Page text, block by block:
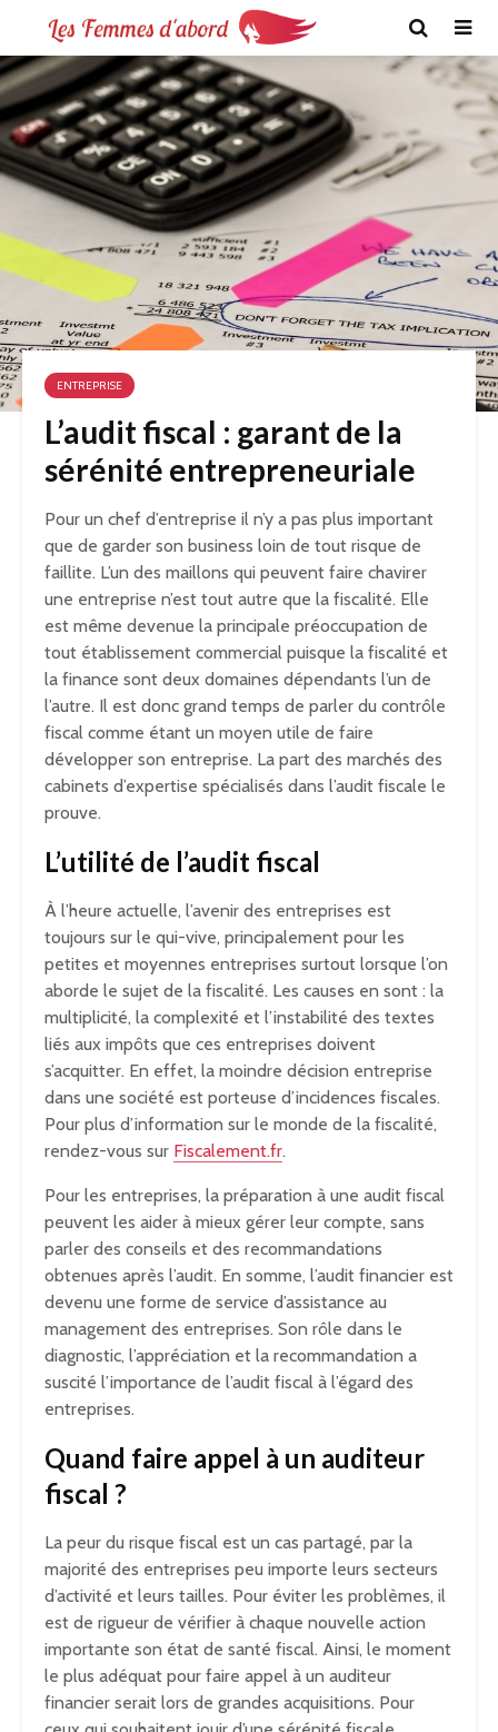
ENTREPRISE
L’audit fiscal : garant de la
sérénité entrepreneuriale
Pour un chef d’entreprise il n’y a pas plus important
que de garder son business loin de tout risque de
faillite. L’un des maillons qui peuvent faire chavirer
une entreprise n’est tout autre que la fiscalité. Elle
est même devenue la principale préoccupation de
tout établissement commercial puisque la fiscalité et
la finance sont deux domaines dépendants l’un de
l’autre. Il est donc grand temps de parler du contrôle
fiscal comme étant un moyen utile de faire
développer son entreprise. La part des marchés des
cabinets d’expertise spécialisés dans l’audit fiscale le
prouve.
L’utilité de l’audit fiscal
À l’heure actuelle, l’avenir des entreprises est
toujours sur le qui-vive, principalement pour les
petites et moyennes entreprises surtout lorsque l’on
aborde le sujet de la fiscalité. Les causes en sont : la
multiplicité, la complexité et l’instabilité des textes
liés aux impôts que ces entreprises doivent
s’acquitter. En effet, la moindre décision entreprise
dans une société est porteuse d’incidences fiscales.
Pour plus d’information sur le monde de la fiscalité,
rendez-vous sur Fiscalement.fr.
Pour les entreprises, la préparation à une audit fiscal
peuvent les aider à mieux gérer leur compte, sans
parler des conseils et des recommandations
obtenues après l’audit. En somme, l’audit financier est
devenu une forme de service d’assistance au
management des entreprises. Son rôle dans le
diagnostic, l’appréciation et la recommandation a
suscité l’importance de l’audit fiscal à l’égard des
entreprises.
Quand faire appel à un auditeur
fiscal ?
La peur du risque fiscal est un cas partagé, par la
majorité des entreprises peu importe leurs secteurs
d’activité et leurs tailles. Pour éviter les problèmes, il
est de rigueur de vérifier à chaque nouvelle action
importante son état de santé fiscal. Ainsi, le moment
le plus adéquat pour faire appel à un auditeur
financier serait lors de grandes acquisitions. Pour